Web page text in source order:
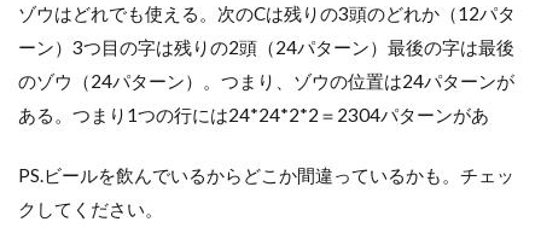
ゾウはどれでも使える。次のCは残りの3頭のどれか（12パタ
ーン）3つ目の字は残りの2頭（24パターン）最後の字は最後
のゾウ（24パターン）。つまり、ゾウの位置は24パターンが
ある。つまり1つの行には24*24*2*2＝2304パターンがあ
PS.ビールを飲んでいるからどこか間違っているかも。チェッ
クしてください。